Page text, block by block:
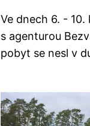
Ve dnech 6. -
s agenturou
pobyt se nesl v